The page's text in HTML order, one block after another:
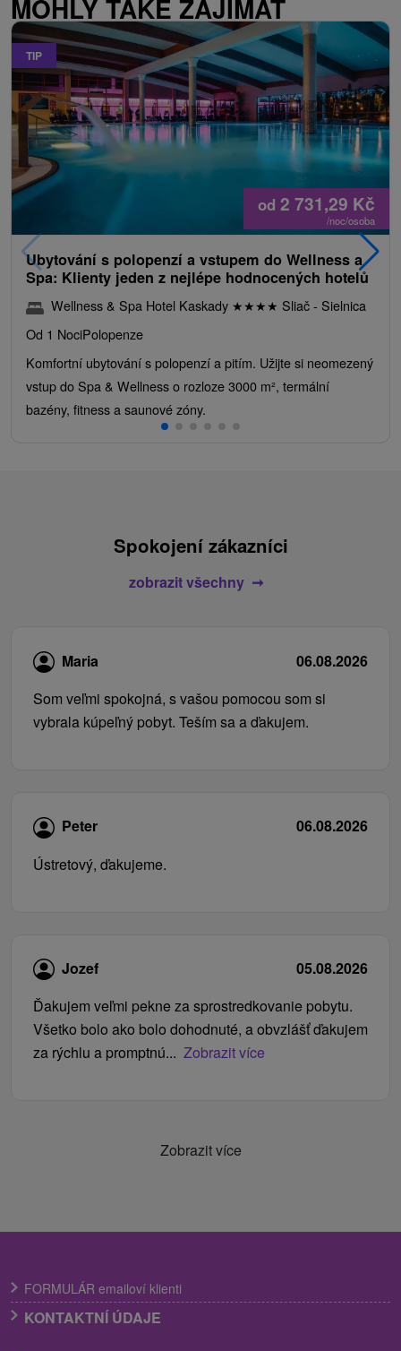
MOHLY TAKÉ ZAJÍMAT
TIP
od 2 731,29 Kč
/noc/osoba
Ubytování s polopenzí a vstupem do Wellness a
Spa: Klienty jeden z nejlépe hodnocených hotelů
Wellness & Spa Hotel Kaskady ★★★★ Sliač - Sielnica
Od 1 NociPolopenze
Komfortní ubytování s polopenzí a pitím. Užijte si neomezený
vstup do Spa & Wellness o rozloze 3000 m², termální
bazény, fitness a saunové zóny.
Spokojení zákazníci
zobrazit všechny
Maria
06.08.2026
Som veľmi spokojná, s vašou pomocou som si
vybrala kúpeľný pobyt. Teším sa a ďakujem.
Peter
06.08.2026
Ústretový, ďakujeme.
Jozef
05.08.2026
Ďakujem veľmi pekne za sprostredkovanie pobytu.
Všetko bolo ako bolo dohodnuté, a obvzlášť ďakujem
za rýchlu a promptnú... Zobrazit více
Zobrazit více
FORMULÁR emailoví klienti
KONTAKTNÍ ÚDAJE